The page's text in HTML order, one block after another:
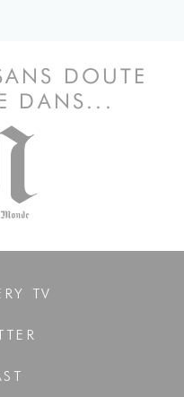
DOUTE
DANS...
TV